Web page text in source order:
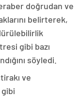
doğrudan ve
belirterek,
gibi bazı
söyledi.
ve